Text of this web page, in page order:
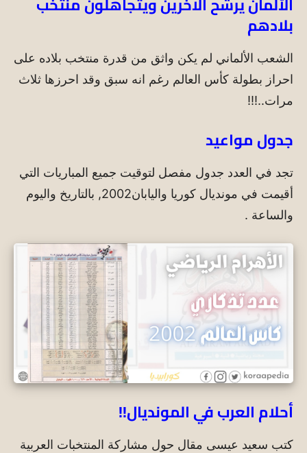
بلادهم
الشعب الألماني لم يكن واثق من قدرة منتخب بلاده على
احراز بطولة كأس العالم رغم انه سبق وقد احرزها ثلاث
مرات..!!!
جدول مواعيد
تجد في العدد جدول مفصل لتوقيت جميع المباريات التي
أقيمت في مونديال كوريا واليابان2002, بالتاريخ واليوم
والساعة .
أحلام العرب في المونديال!!
كتب سعيد عيسى مقال حول مشاركة المنتخبات العربية